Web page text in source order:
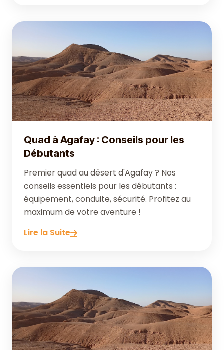
Quad à Agafay : Conseils pour les
Débutants
Premier quad au désert d'Agafay ? Nos
conseils essentiels pour les débutants :
équipement, conduite, sécurité. Profitez au
maximum de votre aventure !
Lire la Suite